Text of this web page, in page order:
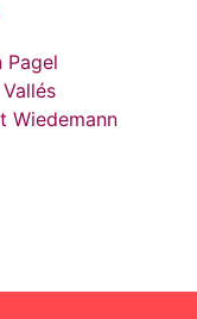
Pagel
Wiedemann